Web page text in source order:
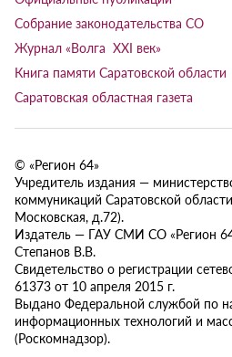
Собрание законодательства СО
Журнал «Волга XXI век»
Книга памяти Саратовской области
Саратовская областная газета
© «Регион 64»
Учредитель издания —
коммуникаций Саратовской
Московская, д.72).
Издатель — ГАУ СМИ СО «Регион
Степанов В.В.
Свидетельство о регистрации
61373 от 10 апреля 2015 г.
Выдано Федеральной службой по
информационных технологий и
(Роскомнадзор).